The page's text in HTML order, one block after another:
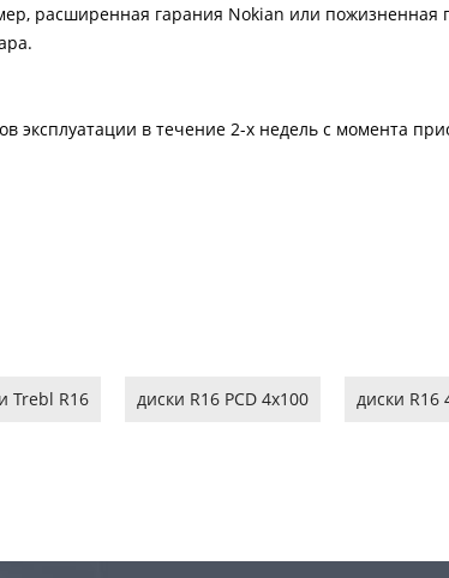
расширенная гарания Nokian или пожизненная
эксплуатации в течение 2-х недель с момента
Trebl R16 диски R16 PCD 4x100 диски R16